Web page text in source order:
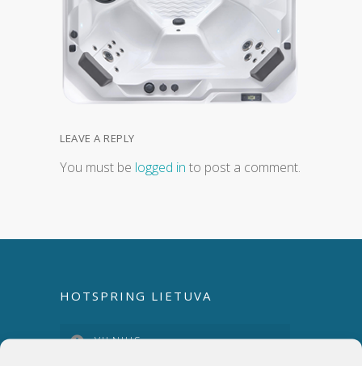
LEAVE A REPLY
You must be logged in to post a comment.
HOTSPRING LIETUVA
VILNIUS